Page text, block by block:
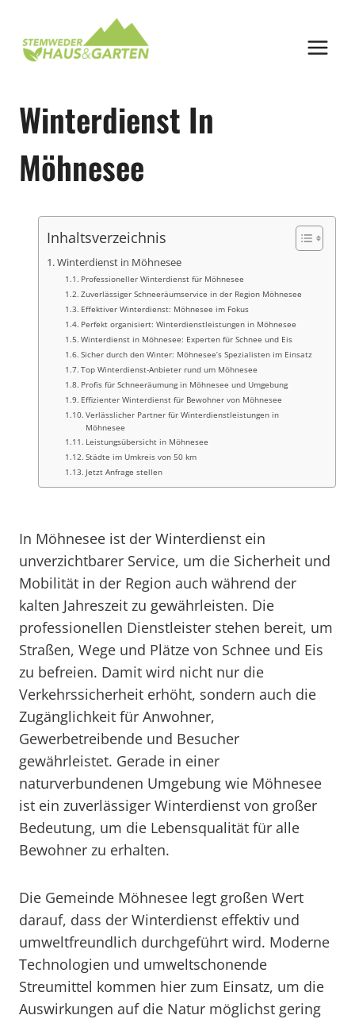
springen
Winterdienst In
Möhnesee
Inhaltsverzeichnis
Winterdienst in Möhnesee
Professioneller Winterdienst für Möhnesee
Zuverlässiger Schneeräumservice in der Region Möhnesee
Effektiver Winterdienst: Möhnesee im Fokus
Perfekt organisiert: Winterdienstleistungen in Möhnesee
Winterdienst in Möhnesee: Experten für Schnee und Eis
Sicher durch den Winter: Möhnesee’s Spezialisten im Einsatz
Top Winterdienst-Anbieter rund um Möhnesee
Profis für Schneeräumung in Möhnesee und Umgebung
Effizienter Winterdienst für Bewohner von Möhnesee
Verlässlicher Partner für Winterdienstleistungen in
Möhnesee
Leistungsübersicht in Möhnesee
Städte im Umkreis von 50 km
Jetzt Anfrage stellen
In Möhnesee ist der Winterdienst ein
unverzichtbarer Service, um die Sicherheit und
Mobilität in der Region auch während der
kalten Jahreszeit zu gewährleisten. Die
professionellen Dienstleister stehen bereit, um
Straßen, Wege und Plätze von Schnee und Eis
zu befreien. Damit wird nicht nur die
Verkehrssicherheit erhöht, sondern auch die
Zugänglichkeit für Anwohner,
Gewerbetreibende und Besucher
gewährleistet. Gerade in einer
naturverbundenen Umgebung wie Möhnesee
ist ein zuverlässiger Winterdienst von großer
Bedeutung, um die Lebensqualität für alle
Bewohner zu erhalten.
Die Gemeinde Möhnesee legt großen Wert
darauf, dass der Winterdienst effektiv und
umweltfreundlich durchgeführt wird. Moderne
Technologien und umweltschonende
Streumittel kommen hier zum Einsatz, um die
Auswirkungen auf die Natur möglichst gering